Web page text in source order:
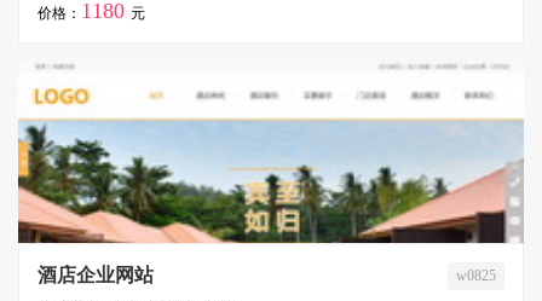
价格： 1180 元
酒店企业网站 w0825